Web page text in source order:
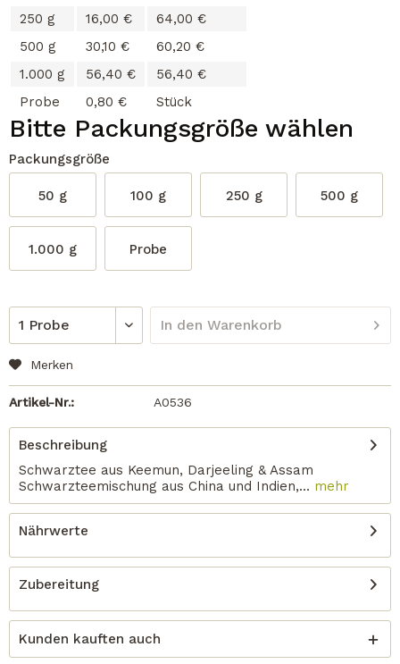
250 g
16,00 €
64,00 €
500 g
30,10 €
60,20 €
1.000 g
56,40 €
56,40 €
Probe
0,80 € Stück
Bitte Packungsgröße wählen
Packungsgröße
50 g 100 g 250 g 500 g
1.000 g Probe
In den Warenkorb
Merken
Artikel-Nr.: A0536
Beschreibung
Schwarztee aus Keemun, Darjeeling & Assam
Schwarzteemischung aus China und Indien,... mehr
Nährwerte
Zubereitung
Kunden kauften auch